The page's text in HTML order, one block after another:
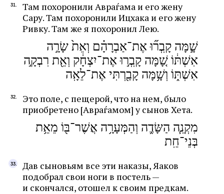
Там похоронили Авраѓама и его жену
Сару. Там похоронили Ицхака и его жену
Ривку. Там же я похоронил Лею.
שָׁ֣מָּה קָֽבְר֞וּ אֶת־אַבְרָהָ֗ם וְאֵת֙ שָׂרָ֣ה
אִשְׁתּ֔וֹ שָׁ֚מָּה קָֽבְר֣וּ אֶת־יִצְחָ֔ק וְאֵ֖ת רִבְקָ֣ה
אִשְׁתּ֑וֹ וְשָׁ֥מָּה קָבַ֖רְתִּי אֶת־לֵאָֽה
Это поле, с пещерой, что на нем, было
приобретено [Авраѓамом] у сынов Хета.
מִקְנֵ֧ה הַשָּׂדֶ֛ה וְהַמְּעָרָ֥ה אֲשֶׁר־בּ֖וֹ מֵאֵ֥ת
בְּנֵי־חֵֽת
Дав сыновьям все эти наказы, Яаков
подобрал свои ноги в постель —
и скончался, отошел к своим предкам.